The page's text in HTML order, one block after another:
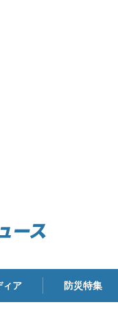
ィア 防災特集